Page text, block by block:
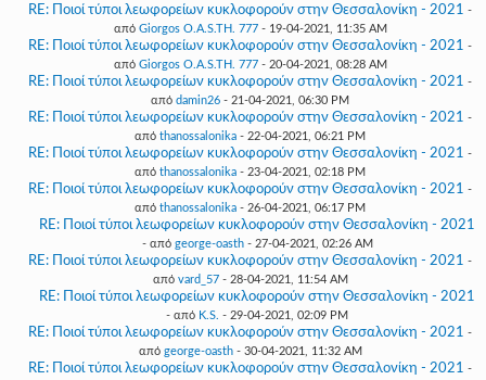
RE: Ποιοί τύποι λεωφορείων κυκλοφορούν στην Θεσσαλονίκη - 2021 -
από Giorgos O.A.S.TH. 777- 19-04-2021, 11:35 AM
RE: Ποιοί τύποι λεωφορείων κυκλοφορούν στην Θεσσαλονίκη - 2021 -
από Giorgos O.A.S.TH. 777- 20-04-2021, 08:28 AM
RE: Ποιοί τύποι λεωφορείων κυκλοφορούν στην Θεσσαλονίκη - 2021 -
από damin26 - 21-04-2021, 06:30 PM
RE: Ποιοί τύποι λεωφορείων κυκλοφορούν στην Θεσσαλονίκη - 2021 -
από thanossalonika - 22-04-2021, 06:21 PM
RE: Ποιοί τύποι λεωφορείων κυκλοφορούν στην Θεσσαλονίκη - 2021 -
από thanossalonika - 23-04-2021, 02:18 PM
RE: Ποιοί τύποι λεωφορείων κυκλοφορούν στην Θεσσαλονίκη - 2021 -
από thanossalonika - 26-04-2021, 06:17 PM
RE: Ποιοί τύποι λεωφορείων κυκλοφορούν στην Θεσσαλονίκη - 2021
- από george-oasth- 27-04-2021, 02:26 AM
RE: Ποιοί τύποι λεωφορείων κυκλοφορούν στην Θεσσαλονίκη - 2021 -
από vard_57- 28-04-2021, 11:54 AM
RE: Ποιοί τύποι λεωφορείων κυκλοφορούν στην Θεσσαλονίκη - 2021
- από K.S. - 29-04-2021, 02:09 PM
RE: Ποιοί τύποι λεωφορείων κυκλοφορούν στην Θεσσαλονίκη - 2021 -
από george-oasth- 30-04-2021, 11:32 AM
RE: Ποιοί τύποι λεωφορείων κυκλοφορούν στην Θεσσαλονίκη - 2021 -